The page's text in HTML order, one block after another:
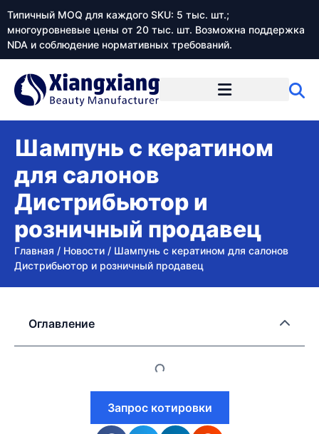
Типичный MOQ для каждого SKU: 5 тыс. шт.;
многоуровневые цены от 20 тыс. шт. Возможна поддержка
NDA и соблюдение нормативных требований.
Шампунь с кератином
для салонов
Дистрибьютор и
розничный продавец
Главная / Новости / Шампунь с кератином для салонов
Дистрибьютор и розничный продавец
Оглавление
Запрос котировки